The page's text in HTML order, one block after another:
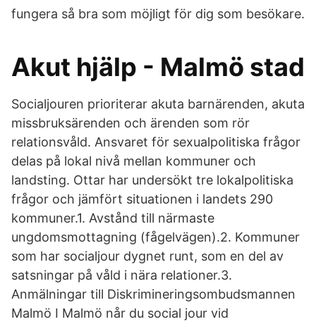
fungera så bra som möjligt för dig som besökare.
Akut hjälp - Malmö stad
Socialjouren prioriterar akuta barnärenden, akuta
missbruksärenden och ärenden som rör
relationsvåld. Ansvaret för sexualpolitiska frågor
delas på lokal nivå mellan kommuner och
landsting. Ottar har undersökt tre lokalpolitiska
frågor och jämfört situationen i landets 290
kommuner.1. Avstånd till närmaste
ungdomsmottagning (fågelvägen).2. Kommuner
som har socialjour dygnet runt, som en del av
satsningar på våld i nära relationer.3.
Anmälningar till Diskrimineringsombudsmannen
Malmö I Malmö når du social jour vid